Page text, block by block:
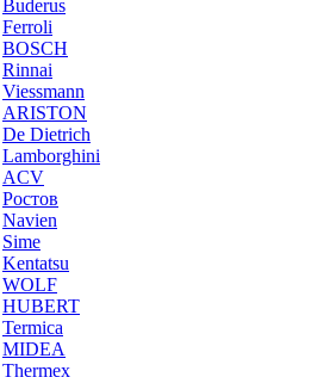
Buderus
Ferroli
BOSCH
Rinnai
Viessmann
ARISTON
De Dietrich
Lamborghini
ACV
Ростов
Navien
Sime
Kentatsu
WOLF
HUBERT
Termica
MIDEA
Thermex